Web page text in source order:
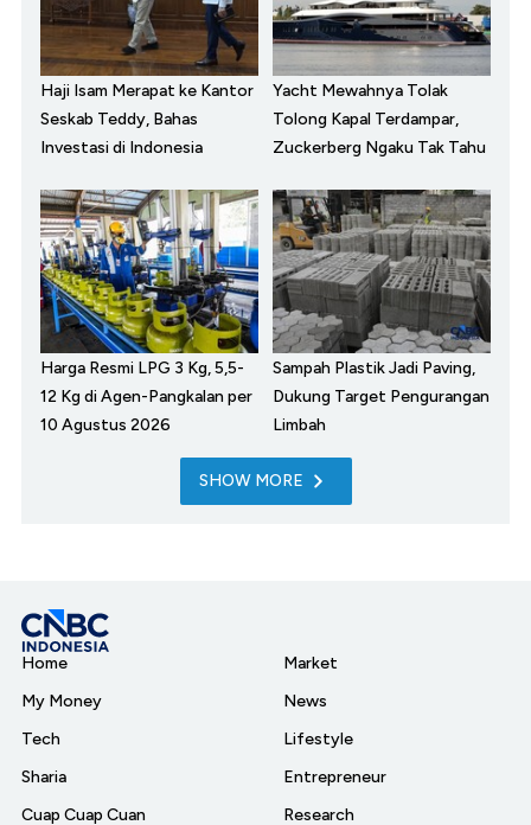
Haji Isam Merapat ke Kantor
Seskab Teddy, Bahas
Investasi di Indonesia
Yacht Mewahnya Tolak
Tolong Kapal Terdampar,
Zuckerberg Ngaku Tak Tahu
Harga Resmi LPG 3 Kg, 5,5-
12 Kg di Agen-Pangkalan per
10 Agustus 2026
Sampah Plastik Jadi Paving,
Dukung Target Pengurangan
Limbah
SHOW MORE
Home
My Money
Tech
Sharia
Cuap Cuap Cuan
Market
News
Lifestyle
Entrepreneur
Research